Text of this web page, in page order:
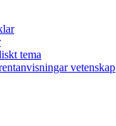
tema
vetenskap